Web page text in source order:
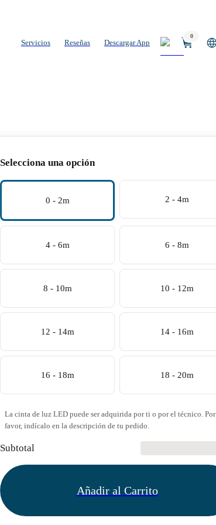
Servicios Reseñas Descargar App
0
Selecciona una opción
0 - 2m 2 - 4m
4 - 6m 6 - 8m
8 - 10m 10 - 12m
12 - 14m 14 - 16m
16 - 18m 18 - 20m
La cinta de luz LED puede ser adquirida por ti o por el técnico. Por
favor, indícalo en la descripción de tu pedido.
Subtotal
Añadir al Carrito